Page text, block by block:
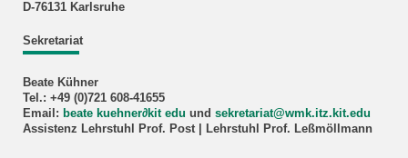
D-76131 Karlsruhe
Sekretariat
Beate Kühner
Tel.: +49 (0)721 608-41655
Email: beate kuehner∂kit edu und sekretariat@wmk.itz.kit.edu
Assistenz Lehrstuhl Prof. Post | Lehrstuhl Prof. Leßmöllmann